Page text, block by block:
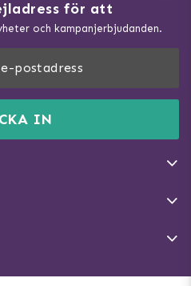
för att
och kampanjerbjudanden.
IN